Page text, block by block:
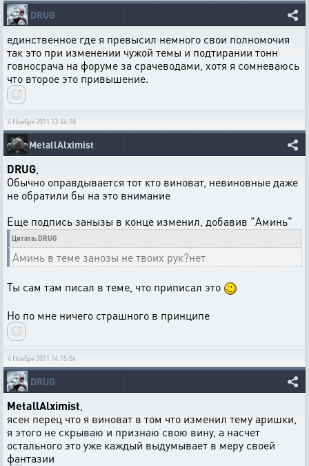
DRUG
единственное где я превысил немного свои полномочия
так это при изменении чужой темы и подтирании тонн
говносрача на форуме за срачеводами, хотя я сомневаюсь
что второе это привышение.
4 Ноября 2011 13:44:18
MetallAlximist
DRUG
Обычно оправдывается тот кто виноват, невиновные даже
не обратили бы на это внимание
Еще подпись занызы в конце изменил, добавив "Аминь"
Цитата: DRUG
Аминь в теме занозы не твоих рук?нет
Ты сам там писал в теме, что приписал это
Но по мне ничего страшного в принципе
4 Ноября 2011 14:15:04
DRUG
MetallAlximist
ясен перец что я виноват в том что изменил тему аришки,
я этого не скрываю и признаю свою вину, а насчет
остального это уже каждый выдумывает в меру своей
фантазии